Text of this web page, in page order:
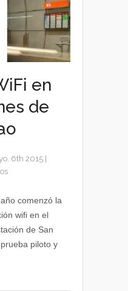
en
de
6th 2015
en
WiFi
estaciones
de
comenzó la
wifi en el
de San
piloto y